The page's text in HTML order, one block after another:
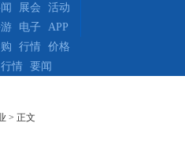
展会
活动
电子
APP
行情
价格
行情 要闻
> 正文